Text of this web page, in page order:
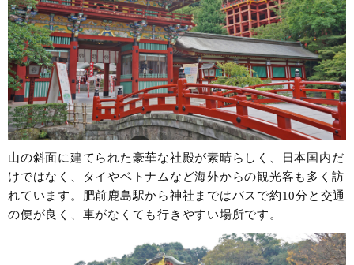
山の斜面に建てられた豪華な社殿が素晴らしく、日本国内だ
けではなく、タイやベトナムなど海外からの観光客も多く訪
れています。肥前鹿島駅から神社まではバスで約10分と交通
の便が良く、車がなくても行きやすい場所です。